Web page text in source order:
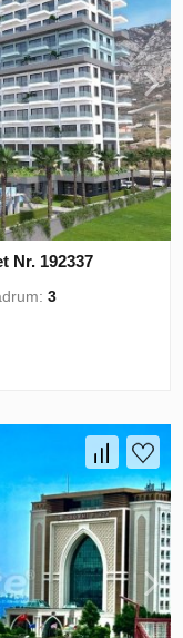
Nr. 192337
3